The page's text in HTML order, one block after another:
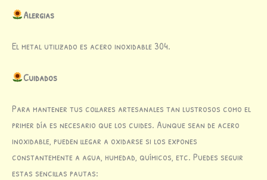
Alergias
El metal utilizado es acero inoxidable 304.
Cuidados
Para mantener tus collares artesanales tan lustrosos como el
primer día es necesario que los cuides. Aunque sean de acero
inoxidable, pueden llegar a oxidarse si los expones
constantemente a agua, humedad, químicos, etc. Puedes seguir
estas sencillas pautas: